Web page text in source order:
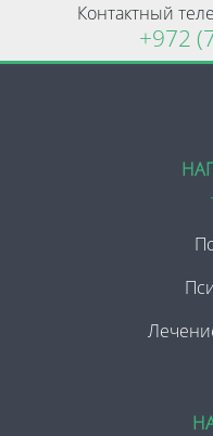
Контактный
+972